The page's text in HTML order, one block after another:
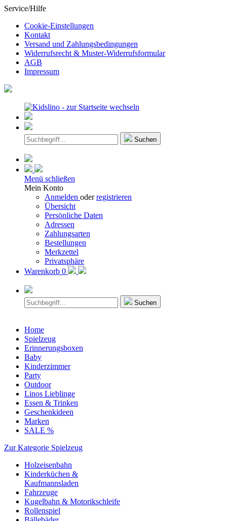
Service/Hilfe
Cookie-Einstellungen
Kontakt
Versand und Zahlungsbedingungen
Widerrufsrecht & Muster-Widerrufsformular
AGB
Impressum
Suchen
Menü schließen
Mein Konto
Anmelden oderregistrieren
Übersicht
Persönliche Daten
Adressen
Zahlungsarten
Bestellungen
Merkzettel
Privatsphäre
Warenkorb 0
Suchen
Home
Spielzeug
Erinnerungsboxen
Baby
Kinderzimmer
Party
Outdoor
Linos Lieblinge
Essen & Trinken
Geschenkideen
Marken
SALE %
Zur Kategorie Spielzeug
Holzeisenbahn
Kinderküchen &
Kaufmannsladen
Fahrzeuge
Kugelbahn & Motorikschleife
Rollenspiel